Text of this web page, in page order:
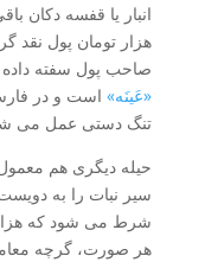
انبار یا قفسه دکان
هزار تومان پول نقد
صاحب پول سفته
«عَینَه»است و در
تنگ دستی عمل می
حیله دیگری هم
سیر نبات را به
شرط می شود که هزار
هر صورت، گرچه